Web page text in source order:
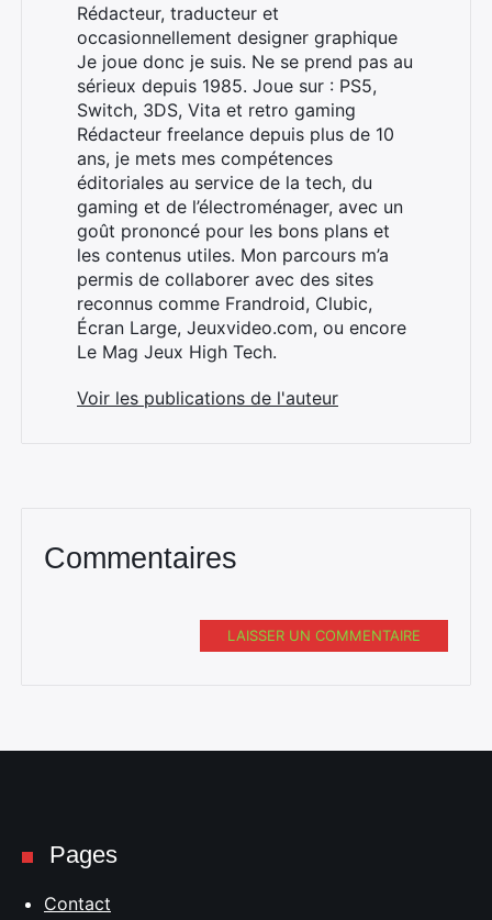
Rédacteur, traducteur et
occasionnellement designer graphique
Je joue donc je suis. Ne se prend pas au
sérieux depuis 1985. Joue sur : PS5,
Switch, 3DS, Vita et retro gaming
Rédacteur freelance depuis plus de 10
ans, je mets mes compétences
éditoriales au service de la tech, du
gaming et de l’électroménager, avec un
goût prononcé pour les bons plans et
les contenus utiles. Mon parcours m’a
permis de collaborer avec des sites
reconnus comme Frandroid, Clubic,
Écran Large, Jeuxvideo.com, ou encore
Le Mag Jeux High Tech.
Voir les publications de l'auteur
Commentaires
LAISSER UN COMMENTAIRE
Pages
Contact